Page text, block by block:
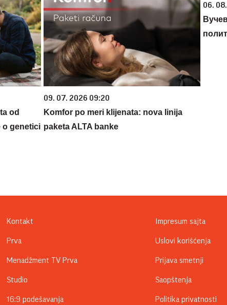
od
o genetici
09. 07. 2026 09:20
Komfor po meri klijenata: nova linija
paketa ALTA banke
06.
Kontakt
Prva
Menadžment TV Prva
Studio
16:9 podešavanja
Impresum sajta
Uslovi korišćenja
Prijava smetnji
Saopštenja
Politika privatnosti